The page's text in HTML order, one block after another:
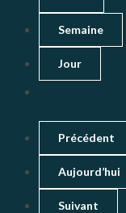
Semaine
Jour
Précédent
Aujourd’hui
Suivant